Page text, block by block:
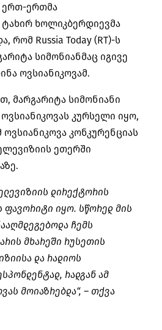
ერთ-ერთმა
ხოლიკბერდიევმა
რომ Russia Today (RT)-ს
სიმონიანმაც იგივე
ოვსიანიკოვამ.
მარგარიტა სიმონიანი
კურსელი იყო,
კონკურენციას
ეთერში
დირექტორის
ფავორიტი იყო. სწორედ მის
ჩემს
მხარეში რუსეთის
და რადიოს
რადგან ამ
მოიაზრებდა“, – თქვა